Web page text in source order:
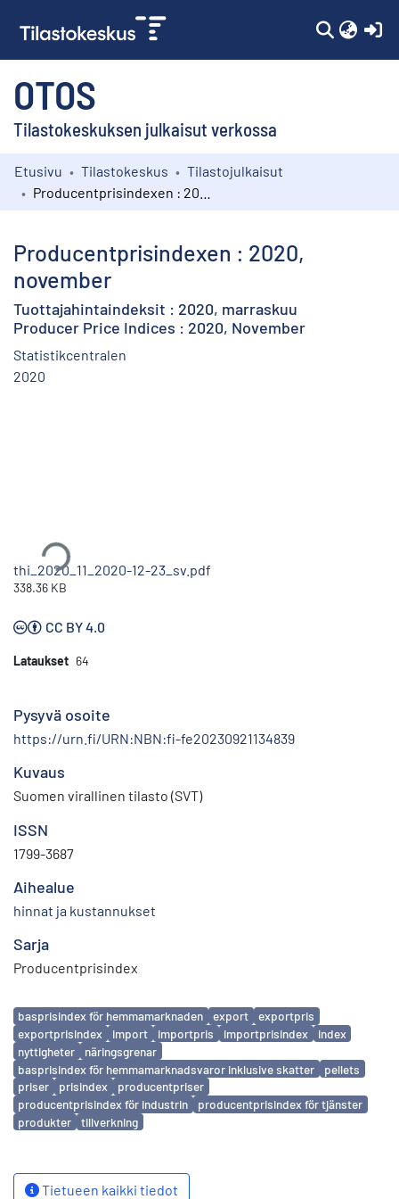
OTOS
Tilastokeskuksen julkaisut verkossa
Kokoelmat
Etusivu Tilastokeskus
Tilastojulkaisut
Producentprisindexen : 2020,
november
Tuottajahintaindeksit : 2020, marraskuu
Producer Price Indices : 2020, November
Statistikcentralen
2020
thi_2020_11_2020-12-23_sv.pdf
338.36 KB
CC BY 4.0
Lataukset 64
Pysyvä osoite
https://urn.fi/URN:NBN:fi-fe20230921134839
Kuvaus
Suomen virallinen tilasto (SVT)
ISSN
1799-3687
Aihealue
hinnat ja kustannukset
Sarja
Producentprisindex
Avainsanat
basprisindex för hemmamarknaden export
exportpris
exportprisindex
import importpris importprisindex
index
nyttigheter
näringsgrenar
basprisindex för hemmamarknadsvaror inklusive skatter
pellets
priser
prisindex
producentpriser
producentprisindex för industrin
producentprisindex för tjänster
produkter
tillverkning
Tietueen kaikki tiedot